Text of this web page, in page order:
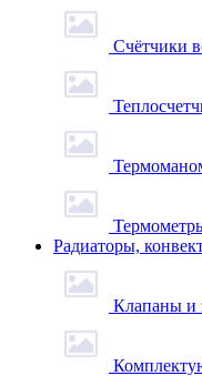
Счётчики
Радиаторы,
Клапаны и